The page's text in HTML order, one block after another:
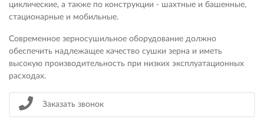
циклические, а также по конструкции - шахтные и башенные,
стационарные и мобильные.
Современное зерносушильное оборудование должно
обеспечить надлежащее качество сушки зерна и иметь
высокую производительность при низких эксплуатационных
расходах.
Заказать звонок